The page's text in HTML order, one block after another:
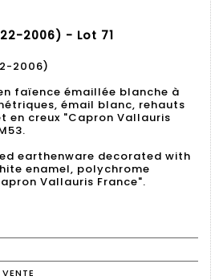
2006) - Lot 71
2006)
faïence émaillée blanche à
émail blanc, rehauts
en creux "Capron Vallauris
earthenware decorated with
enamel, polychrome
Vallauris France".